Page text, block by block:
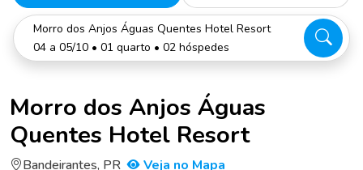
Morro dos Anjos Águas Quentes Hotel Resort
04 a 05/10 • 01 quarto • 02 hóspedes
Morro dos Anjos Águas
Quentes Hotel Resort
Bandeirantes, PR Veja no Mapa